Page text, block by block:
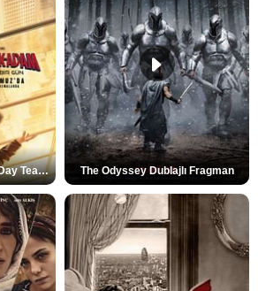
Spider-Man: Brand New Day Teaser The Odyssey Dublajlı Fragman